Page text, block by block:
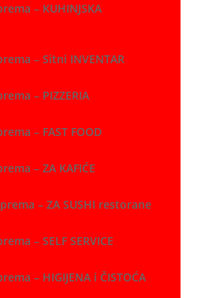
– KUHINJSKA
– Sitni INVENTAR
– PIZZERIA
– FAST FOOD
– ZA KAFIĆE
– ZA SUSHI restorane
– SELF SERVICE
– HIGIJENA i ČISTOĆA